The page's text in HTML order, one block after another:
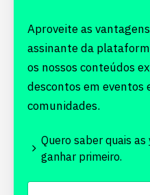
Aproveite as
assinante da
os nossos conteúdos
descontos em eventos
comunidades.
Quero saber quais as
ganhar primeiro.